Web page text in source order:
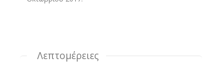
Λεπτομέρειες